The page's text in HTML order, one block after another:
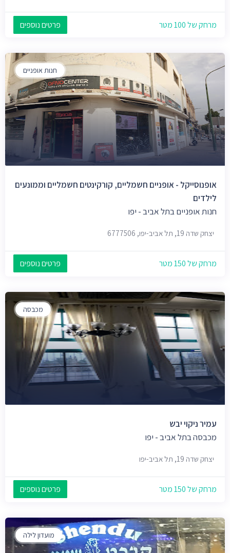
מרחק של 100 מטר פרטים נוספים
חנות אופניים
אופנוסייקל - אופניים חשמליים, קורקינטים חשמליים וממונעים
לילדים
חנות אופניים בתל אביב - יפו
יצחק שדה 19, תל אביב-יפו, 6777506
מרחק של 150 מטר פרטים נוספים
מכבסה
עמיר ניקוי יבש
מכבסה בתל אביב - יפו
יצחק שדה 19, תל אביב-יפו
מרחק של 150 מטר פרטים נוספים
מועדון לילה